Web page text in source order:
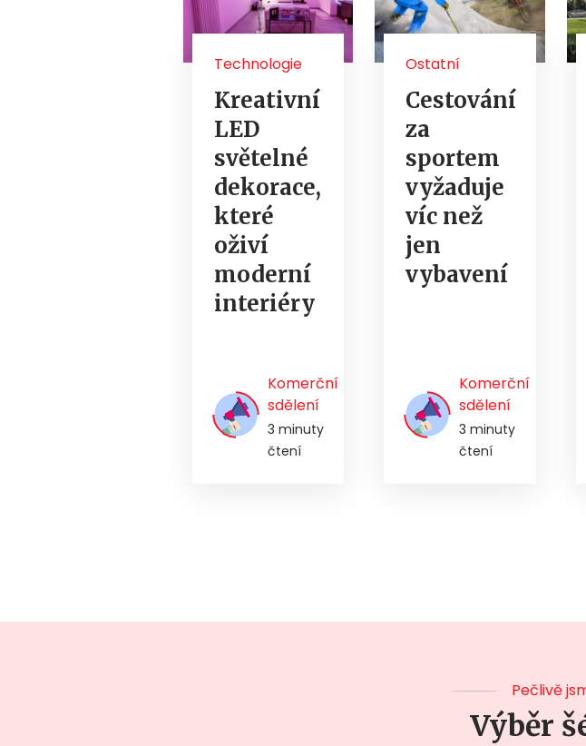
Technologie
Kreativní
LED
světelné
dekorace,
které
oživí
moderní
interiéry
Komerční
sdělení
3 minuty
čtení
Ostatní
Cestování
za
sportem
vyžaduje
víc než
jen
vybavení
Komerční
sdělení
3 minuty
čtení
Pečlivě
Výběr